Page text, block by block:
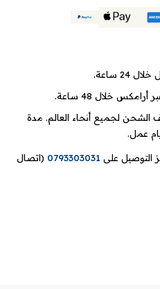
24 ساعة.
خلال 48 ساعة.
الشحن لجميع أنحاء العالم. مدة
على 0793303031 (اتصال